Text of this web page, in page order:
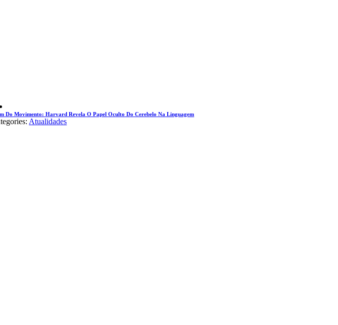
Do Movimento: Harvard Revela O Papel Oculto Do Cerebelo Na Linguagem
Atualidades